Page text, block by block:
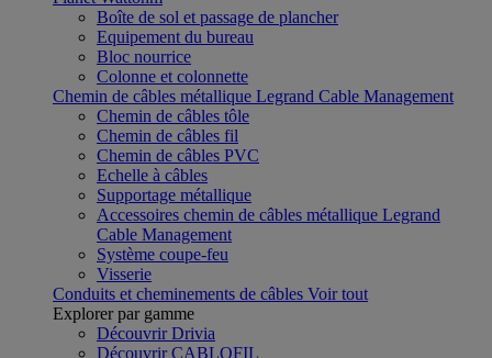
Boîte de sol et passage de plancher
Equipement du bureau
Bloc nourrice
Colonne et colonnette
Chemin de câbles métallique Legrand Cable Management
Chemin de câbles tôle
Chemin de câbles fil
Chemin de câbles PVC
Echelle à câbles
Supportage métallique
Accessoires chemin de câbles métallique Legrand
Cable Management
Système coupe-feu
Visserie
Conduits et cheminements de câbles Voir tout
Explorer par gamme
Découvrir Drivia
Découvrir CABLOFIL